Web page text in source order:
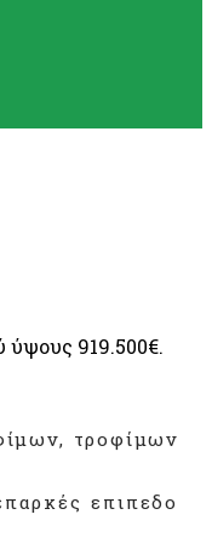
ύψους 919.500€.
τροφίμων
επιπεδο